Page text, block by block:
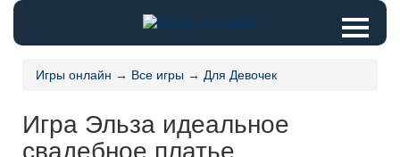
Игры онлайн → Все игры → Для Девочек
Игра Эльза идеальное
свадебное платье